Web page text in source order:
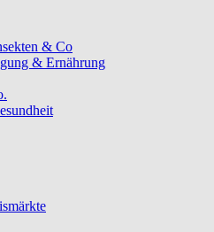
& Co
& Ernährung